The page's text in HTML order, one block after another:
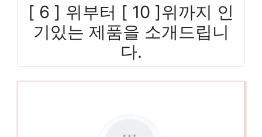
[ 6 ] 위부터 [ 10 ]위까지 인
기있는 제품을 소개드립니
다.